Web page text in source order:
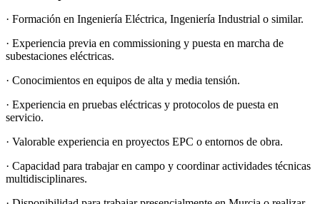
· Formación en Ingeniería Eléctrica, Ingeniería Industrial o similar.
· Experiencia previa en commissioning y puesta en marcha de
subestaciones eléctricas.
· Conocimientos en equipos de alta y media tensión.
· Experiencia en pruebas eléctricas y protocolos de puesta en
servicio.
· Valorable experiencia en proyectos EPC o entornos de obra.
· Capacidad para trabajar en campo y coordinar actividades técnicas
multidisciplinares.